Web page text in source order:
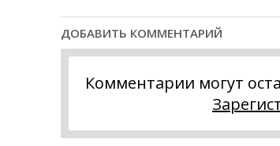
ДОБАВИТЬ КОММЕНТАРИЙ
Комментарии могут